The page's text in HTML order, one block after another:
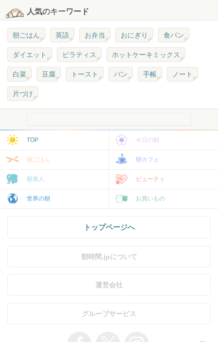
人気のキーワード
朝ごはん 英語 お弁当 おにぎり 食パン
ダイエット ピラティス ホットケーキミックス
白菜 豆腐 トースト パン 手帳 ノート
片づけ
TOP 今日の朝
朝ごはん 朝カフェ
朝美人 ビューティ
世界の朝 お買いもの
トップページへ
朝時間.jpについて
運営会社
グループサービス